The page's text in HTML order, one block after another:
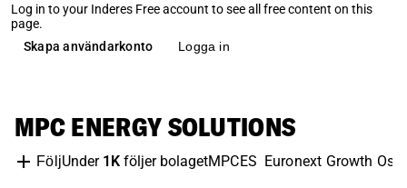
Log in to your Inderes Free account to see all free content on this
page.
Skapa användarkonto
Logga in
MPC ENERGY SOLUTIONS
FöljUnder 1K följer bolagetMPCES Euronext Growth Oslo